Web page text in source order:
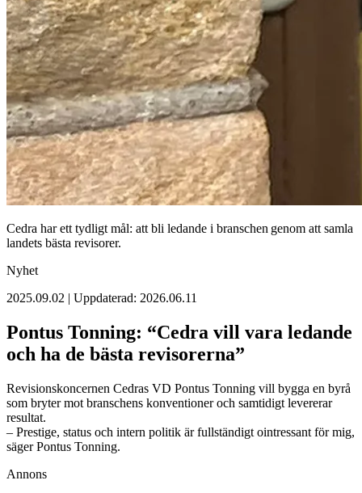
Cedra har ett tydligt mål: att bli ledande i branschen genom att samla
landets bästa revisorer.
Nyhet
2025.09.02 | Uppdaterad: 2026.06.11
Pontus Tonning: “Cedra vill vara ledande
och ha de bästa revisorerna”
Revisionskoncernen Cedras VD Pontus Tonning vill bygga en byrå
som bryter mot branschens konventioner och samtidigt levererar
resultat.
– Prestige, status och intern politik är fullständigt ointressant för mig,
säger Pontus Tonning.
Annons